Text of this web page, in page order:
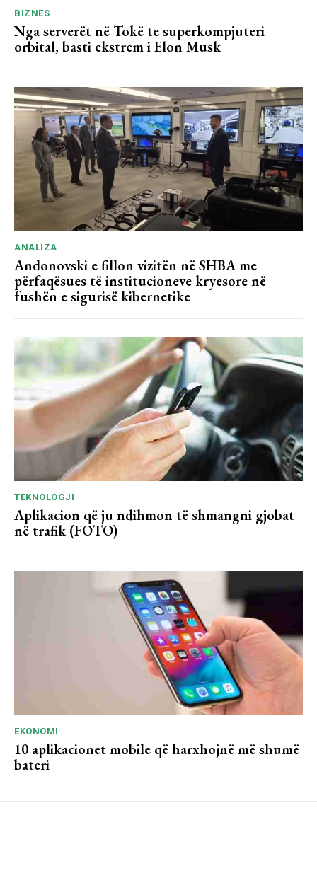
BIZNES
Nga serverët në Tokë te superkompjuteri
orbital, basti ekstrem i Elon Musk
ANALIZA
Andonovski e fillon vizitën në SHBA me
përfaqësues të institucioneve kryesore në
fushën e sigurisë kibernetike
TEKNOLOGJI
Aplikacion që ju ndihmon të shmangni gjobat
në trafik (FOTO)
EKONOMI
10 aplikacionet mobile që harxhojnë më shumë
bateri